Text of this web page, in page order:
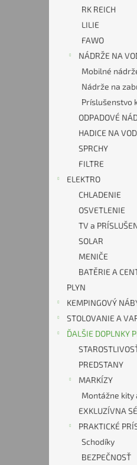
RK REICH
LILIE
FAWO
NÁDRŽE NA
Mobilné
Nádrže na
Príslušenstvo
ODPADOVÉ
HADICE NA
SPRCHY
FILTRE
ELEKTRO
CHLADENIE
OSVETLENIE
TV a
SOLAR
MENIČE
BATĚRIE A
PLYN
KEMPINGOVÝ
STOLOVANIE A
ĎALŠIE DOPLNKY
PREDSTANY
MARKÍZY
Montážne kity
EXKLUZÍVNA
PRAKTICKÉ
Schodíky
BEZPEČNOSŤ